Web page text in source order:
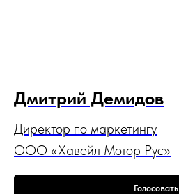
Дмитрий Демидов
Директор по маркетингу
ООО «Хавейл Мотор Рус»
Голосовать